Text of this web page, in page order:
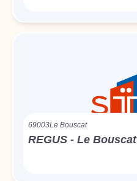
69003Le Bouscat
REGUS - Le Bouscat